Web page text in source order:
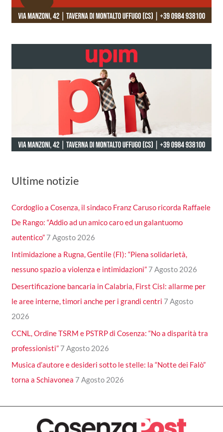
Ultime notizie
Cordoglio a Cosenza, il sindaco Franz Caruso ricorda Raffaele
De Rango: “Addio ad un amico caro ed un galantuomo
autentico” 7 Agosto 2026
Intimidazione a Rugna, Gentile (FI): “Piena solidarietà,
nessuno spazio a violenza e intimidazioni” 7 Agosto 2026
Desertificazione bancaria in Calabria, First Cisl: allarme per
le aree interne, timori anche per i grandi centri 7 Agosto
2026
CCNL, Ordine TSRM e PSTRP di Cosenza: “No a disparità tra
professionisti” 7 Agosto 2026
Musica d’autore e desideri sotto le stelle: la “Notte dei Falò”
torna a Schiavonea 7 Agosto 2026